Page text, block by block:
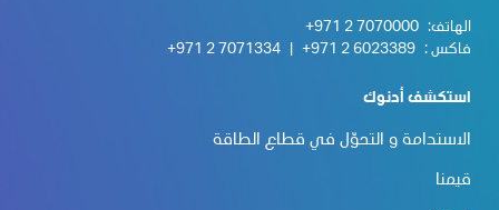
الهاتف: +971 2 7070000
فاكس : +971 2 6023389
+971 2 7071334
استكشف أدنوك
الاستدامة و التحوّل في قطاع الطاقة
قيمنا